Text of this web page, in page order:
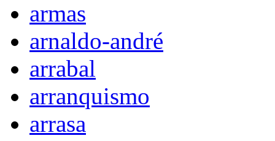
armas
arnaldo-andré
arrabal
arranquismo
arrasa